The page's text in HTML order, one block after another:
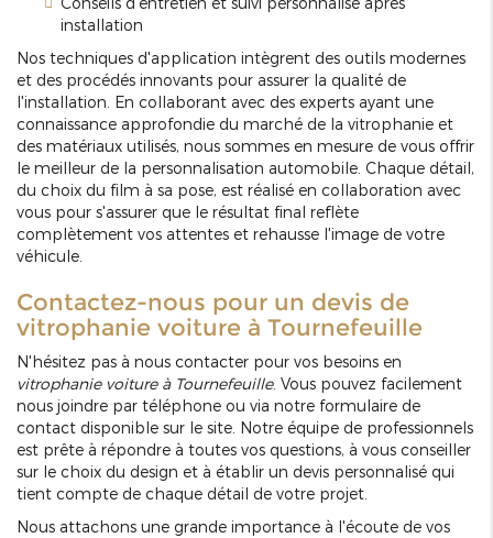
installation
Nos techniques d'application intègrent des outils modernes
et des procédés innovants pour assurer la qualité de
l'installation. En collaborant avec des experts ayant une
connaissance approfondie du marché de la vitrophanie et
des matériaux utilisés, nous sommes en mesure de vous offrir
le meilleur de la personnalisation automobile. Chaque détail,
du choix du film à sa pose, est réalisé en collaboration avec
vous pour s'assurer que le résultat final reflète
complètement vos attentes et rehausse l'image de votre
véhicule.
Contactez-nous pour un devis de
vitrophanie voiture à Tournefeuille
N'hésitez pas à nous contacter pour vos besoins en
vitrophanie voiture à Tournefeuille. Vous pouvez facilement
nous joindre par téléphone ou via notre formulaire de
contact disponible sur le site. Notre équipe de professionnels
est prête à répondre à toutes vos questions, à vous conseiller
sur le choix du design et à établir un devis personnalisé qui
tient compte de chaque détail de votre projet.
Nous attachons une grande importance à l'écoute de vos